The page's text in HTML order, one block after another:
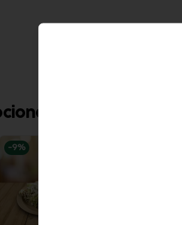
especiales
-9%